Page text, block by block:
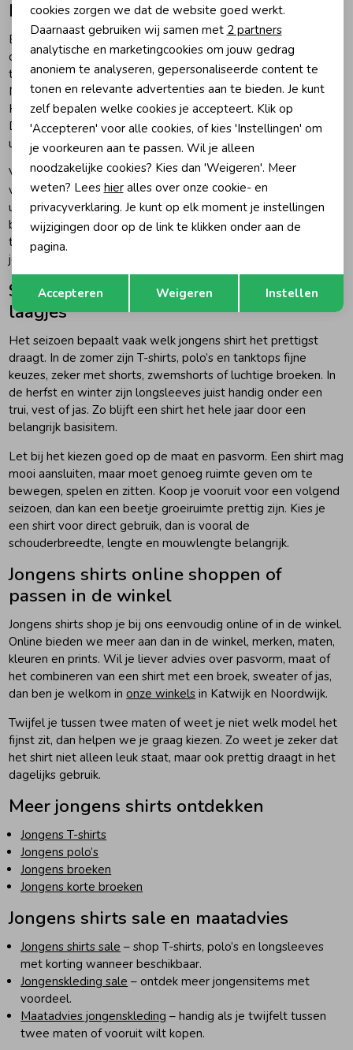
kinderkledingmerken
Bij jongens shirts draait het niet alleen om kleur of print, maar
ook om pasvorm, materiaal en hoe goed het shirt blijft zitten
tijdens een actieve dag. Merken zoals Vingino, Z8, Minymo,
Noppies, Raizzed, Retour Jeans, Indian Blue Jeans, Tommy
Hilfiger, Gymp en Feetje hebben allemaal hun eigen stijl.
Daardoor kun je kiezen tussen sportief, casual, klassiek,
uitgesproken of juist rustig en makkelijk te combineren.
Voor jonge kinderen zijn zachte stoffen en bewegingsvrijheid
vaak het belangrijkst. Voor oudere jongens speelt de
uitstraling steeds meer mee: zij kiezen sneller voor een
bepaald merk, logo, kleur of print. Door verschillende merken
te combineren, stel je makkelijk outfits samen die passen bij
jouw kind.
Shirts met korte mouw, lange mouw en
laagjes
Het seizoen bepaalt vaak welk jongens shirt het prettigst
draagt. In de zomer zijn T-shirts, polo’s en tanktops fijne
keuzes, zeker met shorts, zwemshorts of luchtige broeken. In
de herfst en winter zijn longsleeves juist handig onder een
trui, vest of jas. Zo blijft een shirt het hele jaar door een
belangrijk basisitem.
Let bij het kiezen goed op de maat en pasvorm. Een shirt mag
mooi aansluiten, maar moet genoeg ruimte geven om te
bewegen, spelen en zitten. Koop je vooruit voor een volgend
seizoen, dan kan een beetje groeiruimte prettig zijn. Kies je
een shirt voor direct gebruik, dan is vooral de
schouderbreedte, lengte en mouwlengte belangrijk.
Jongens shirts online shoppen of
passen in de winkel
Jongens shirts shop je bij ons eenvoudig online of in de winkel.
Online bieden we meer aan dan in de winkel, merken, maten,
kleuren en prints. Wil je liever advies over pasvorm, maat of
het combineren van een shirt met een broek, sweater of jas,
dan ben je welkom inonze winkels in Katwijk en Noordwijk.
Twijfel je tussen twee maten of weet je niet welk model het
fijnst zit, dan helpen we je graag kiezen. Zo weet je zeker dat
het shirt niet alleen leuk staat, maar ook prettig draagt in het
dagelijks gebruik.
Meer jongens shirts ontdekken
Jongens T-shirts
Jongens polo’s
Jongens broeken
Jongens korte broeken
Jongens shirts sale en maatadvies
Jongens shirts sale – shop T-shirts, polo’s en longsleeves
met korting wanneer beschikbaar.
Jongenskleding sale – ontdek meer jongensitems met
voordeel.
Maatadvies jongenskleding – handig als je twijfelt tussen
twee maten of vooruit wilt kopen.
Analytische cookies
Marketing cookies
Opslaan
cookies zorgen we dat de website goed werkt.
Daarnaast gebruiken wij samen met 2 partners
analytische en marketingcookies om jouw gedrag
anoniem te analyseren, gepersonaliseerde content te
tonen en relevante advertenties aan te bieden. Je kunt
zelf bepalen welke cookies je accepteert. Klik op
'Accepteren' voor alle cookies, of kies 'Instellingen' om
je voorkeuren aan te passen. Wil je alleen
noodzakelijke cookies? Kies dan 'Weigeren'. Meer
weten? Lees hieralles over onze cookie- en
privacyverklaring. Je kunt op elk moment je instellingen
wijzigingen door op de link te klikken onder aan de
pagina.
Accepteren Weigeren Instellen